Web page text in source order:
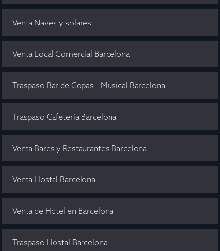
Venta Naves y solares
Venta Local Comercial Barcelona
Traspaso Bar de Copas - Musical Barcelona
Traspaso Cafetería Barcelona
Venta Bares y Restaurantes Barcelona
Venta Hostal Barcelona
Venta de Hotel en Barcelona
Traspaso Hostal Barcelona